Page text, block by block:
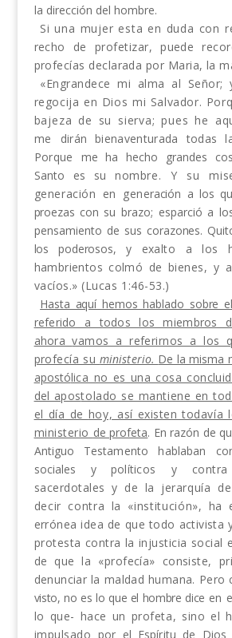
la dirección del hombre.
Si una mujer esta en duda con
recho de profetizar, puede
profecías declarada por Maria, la
«Engrandece mi alma al
regocija en Dios mi Salvador.
bajeza de su sierva; pues he
me dirán bienaventurada todas
Porque me ha hecho grandes
Santo es sunombre. Y su
generación en generación a los
proezas con su brazo; esparció a
pensamiento de sus corazones.
los poderosos, y exalto a los
hambrientos colmó de bienes, y
vacíos.» (Lucas 1:46-53.)
Hasta aquí hemos hablado sobre
referido a todos los miembros
ahoravamos a referirnos a los
profecía suministerio. De la misma
apostólica no es una cosa
del apostolado se mantiene en
el día de hoy, así existen todavía
ministerio de profeta. En razón de
Antiguo Testamento hablaban
sociales y políticos y contra
sacerdotales y de la jerarquía
decir contra la «institución», ha
errónea idea de que todo activista
protesta contra la injusticia social
de que la «profecía» consiste,
denunciar la maldad humana. Pero
visto, no es lo que el hombre dice en
lo que- hace un profeta, sino el
impulsado por el Espíritu de